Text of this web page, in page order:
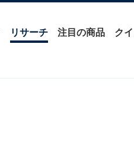
リサーチ 注目の商品 ク